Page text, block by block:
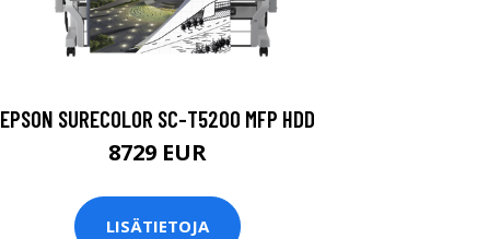
EPSON SURECOLOR SC-T5200 MFP HDD
8729 EUR
LISÄTIETOJA